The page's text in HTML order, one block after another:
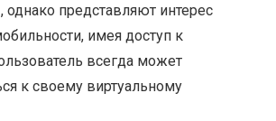
однако представляют интерес
имея доступ к
всегда может
к своему виртуальному